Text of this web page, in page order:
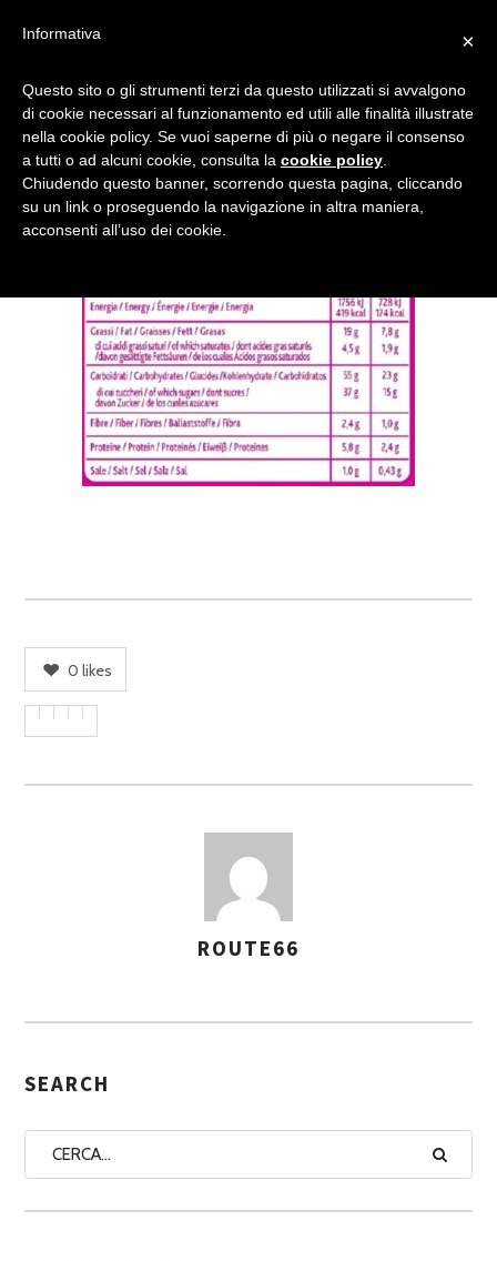
VALORI-NUTRIZIONALI
0 likes
S
G
A
U
ROUTE66
SEARCH
×
Informativa
Questo sito o gli strumenti terzi da questo utilizzati si avvalgono
di cookie necessari al funzionamento ed utili alle finalità illustrate
nella cookie policy. Se vuoi saperne di più o negare il consenso
a tutti o ad alcuni cookie, consulta la cookie policy
Chiudendo questo banner, scorrendo questa pagina, cliccando
su un link o proseguendo la navigazione in altra maniera,
acconsenti all’uso dei cookie.